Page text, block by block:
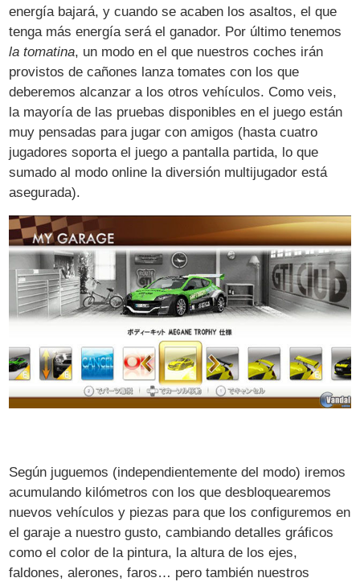
energía bajará, y cuando se acaben los asaltos, el que
tenga más energía será el ganador. Por último tenemos
la tomatina, un modo en el que nuestros coches irán
provistos de cañones lanza tomates con los que
deberemos alcanzar a los otros vehículos. Como veis,
la mayoría de las pruebas disponibles en el juego están
muy pensadas para jugar con amigos (hasta cuatro
jugadores soporta el juego a pantalla partida, lo que
sumado al modo online la diversión multijugador está
asegurada).
Según juguemos (independientemente del modo) iremos
acumulando kilómetros con los que desbloquearemos
nuevos vehículos y piezas para que los configuremos en
el garaje a nuestro gusto, cambiando detalles gráficos
como el color de la pintura, la altura de los ejes,
faldones, alerones, faros… pero también nuestros